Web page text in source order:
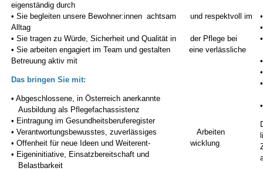
eigenständig durch
• Sie begleiten unsere Bewohner:innen achtsam und respektvoll im
Alltag
• Sie tragen zu Würde, Sicherheit und Qualität in der Pflege bei
• Sie arbeiten engagiert im Team und gestalten eine verlässliche
Betreuung aktiv mit
Das bringen Sie mit:
• Abgeschlossene, in Österreich anerkannte
Ausbildung als Pflegefachassistenz
• Eintragung im Gesundheitsberuferegister
• Verantwortungsbewusstes, zuverlässiges Arbeiten
• Offenheit für neue Ideen und Weiterent- wicklung
• Eigeninitiative, Einsatzbereitschaft und
Belastbarkeit